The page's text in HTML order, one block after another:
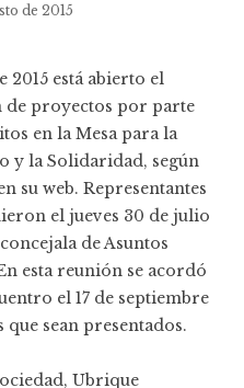
de 2015
2015 está abierto el
de proyectos por parte
en la Mesa para la
y la Solidaridad, según
su web. Representantes
el jueves 30 de julio
de Asuntos
esta reunión se acordó
el 17 de septiembre
sean presentados.
, Ubrique